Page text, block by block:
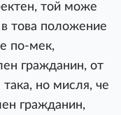
той може
това положение
по-мек,
гражданин, от
но мисля, че
гражданин,